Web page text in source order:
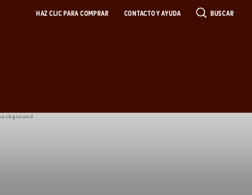
HAZ CLIC PARA COMPRAR CONTACTO Y AYUDA BUSCAR